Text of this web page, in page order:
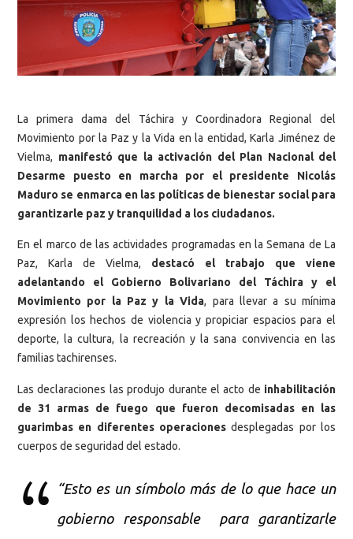
La primera dama del Táchira y Coordinadora Regional del
Movimiento por la Paz y la Vida en la entidad, Karla Jiménez de
Vielma, manifestó que la activación del Plan Nacional del
Desarme puesto en marcha por el presidente Nicolás
Maduro se enmarca en las políticas de bienestar social para
garantizarle paz y tranquilidad a los ciudadanos.
En el marco de las actividades programadas en la Semana de La
Paz, Karla de Vielma, destacó el trabajo que viene
adelantando el Gobierno Bolivariano del Táchira y el
Movimiento por la Paz y la Vida, para llevar a su mínima
expresión los hechos de violencia y propiciar espacios para el
deporte, la cultura, la recreación y la sana convivencia en las
familias tachirenses.
Las declaraciones las produjo durante el acto de inhabilitación
de 31 armas de fuego que fueron decomisadas en las
guarimbas en diferentes operaciones desplegadas por los
cuerpos de seguridad del estado.
“Esto es un símbolo más de lo que hace un
gobierno responsable para garantizarle